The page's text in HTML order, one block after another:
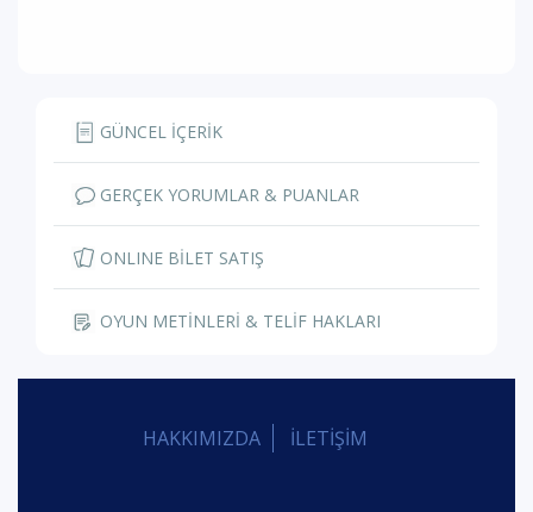
GÜNCEL İÇERİK
GERÇEK YORUMLAR & PUANLAR
ONLINE BİLET SATIŞ
OYUN METİNLERİ & TELİF HAKLARI
HAKKIMIZDA İLETİŞİM